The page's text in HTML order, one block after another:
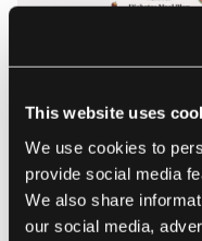
This website uses
We use cookies to
provide social media
We also share
our social media,
Design Case Studies